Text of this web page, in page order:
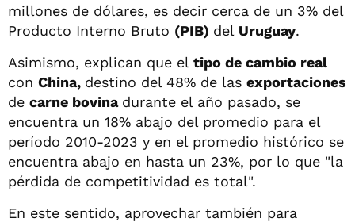
millones de dólares, es decir cerca de un 3% del
Producto Interno Bruto (PIB) del Uruguay.
Asimismo, explican que el tipo de cambio real
con China, destino del 48% de las exportaciones
de carne bovina durante el año pasado, se
encuentra un 18% abajo del promedio para el
período 2010-2023 y en el promedio histórico se
encuentra abajo en hasta un 23%, por lo que "la
pérdida de competitividad es total".
En este sentido, aprovechar también para